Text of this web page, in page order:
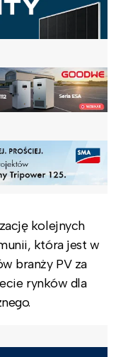
kolejnych
która jest w
branży PV za
rynków dla